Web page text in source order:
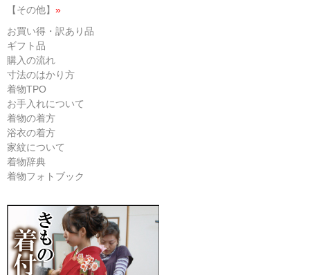
【その他】 »
お買い得・訳あり品
ギフト品
購入の流れ
寸法のはかり方
着物TPO
お手入れについて
着物の着方
浴衣の着方
家紋について
着物辞典
着物フォトブック